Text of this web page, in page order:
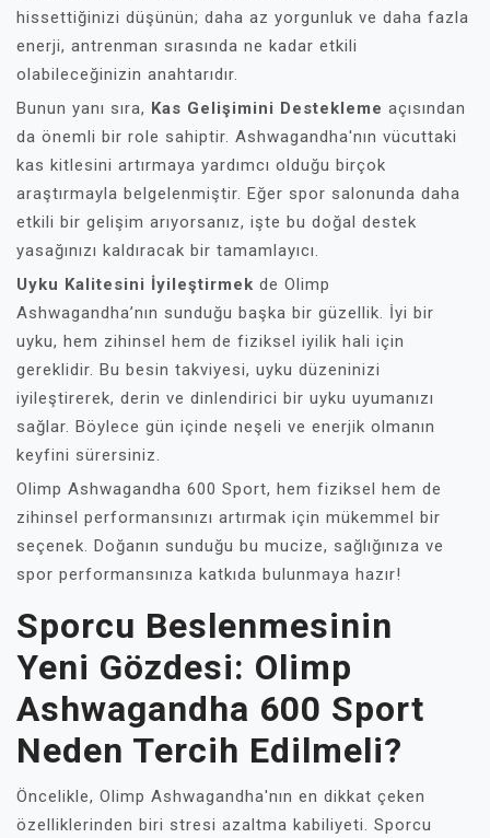
hissettiğinizi düşünün; daha az yorgunluk ve daha fazla
enerji, antrenman sırasında ne kadar etkili
olabileceğinizin anahtarıdır.
Bunun yanı sıra, Kas Gelişimini Destekleme açısından
da önemli bir role sahiptir. Ashwagandha'nın vücuttaki
kas kitlesini artırmaya yardımcı olduğu birçok
araştırmayla belgelenmiştir. Eğer spor salonunda daha
etkili bir gelişim arıyorsanız, işte bu doğal destek
yasağınızı kaldıracak bir tamamlayıcı.
Uyku Kalitesini İyileştirmek de Olimp
Ashwagandha’nın sunduğu başka bir güzellik. İyi bir
uyku, hem zihinsel hem de fiziksel iyilik hali için
gereklidir. Bu besin takviyesi, uyku düzeninizi
iyileştirerek, derin ve dinlendirici bir uyku uyumanızı
sağlar. Böylece gün içinde neşeli ve enerjik olmanın
keyfini sürersiniz.
Olimp Ashwagandha 600 Sport, hem fiziksel hem de
zihinsel performansınızı artırmak için mükemmel bir
seçenek. Doğanın sunduğu bu mucize, sağlığınıza ve
spor performansınıza katkıda bulunmaya hazır!
Sporcu Beslenmesinin
Yeni Gözdesi: Olimp
Ashwagandha 600 Sport
Neden Tercih Edilmeli?
Öncelikle, Olimp Ashwagandha'nın en dikkat çeken
özelliklerinden biri stresi azaltma kabiliyeti. Sporcu